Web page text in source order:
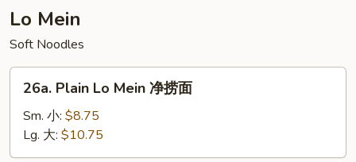
楼
什
碎
Lo Mein
Soft Noodles
Plain
Lo
Mein
净
26a. Plain Lo Mein 净捞面
Sm. 小: $8.75
Lg. 大: $10.75